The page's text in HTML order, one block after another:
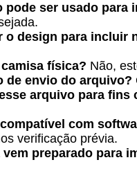
pode ser usado para
o design para incluir
física? Não,
de envio do arquivo?
arquivo para fins
com
verificação prévia.
preparado para